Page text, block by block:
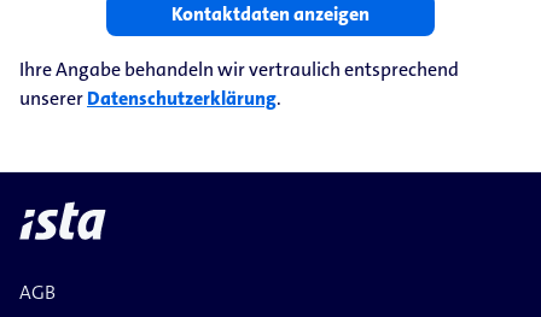
Kontaktdaten anzeigen
Ihre Angabe behandeln wir vertraulich entsprechend
unsererDatenschutzerklärung.
AGB